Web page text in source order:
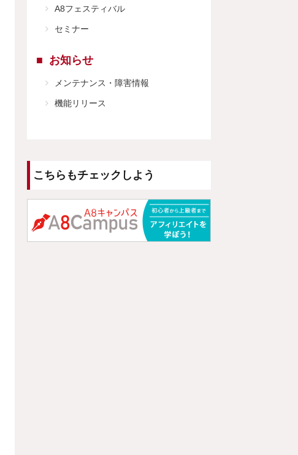
A8フェスティバル
セミナー
お知らせ
メンテナンス・障害情報
機能リリース
こちらもチェックしよう